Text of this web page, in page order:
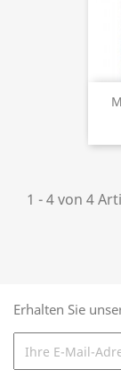
1 - 4 von 4
Erhalten Sie